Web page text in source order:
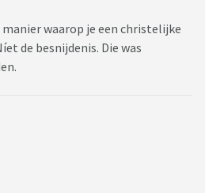
manier waarop je een christelijke
de besnijdenis. Die was